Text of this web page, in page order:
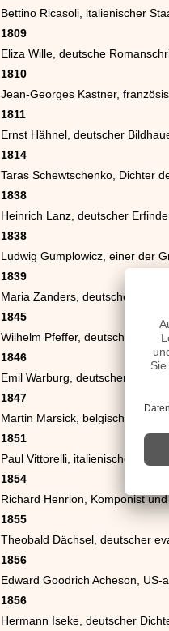
Bettino Ricasoli, italienischer
1809
Eliza Wille, deutsche
1810
Jean-Georges Kastner,
1811
Ernst Hähnel, deutscher
1814
Taras Schewtschenko, Dichter
1838
Heinrich Lanz, deutscher
1838
Ludwig Gumplowicz, einer der
1839
Maria Zanders, deutsche
1845
Wilhelm Pfeffer, deutscher
1846
Emil Warburg, deutscher Physiker
1847
Martin Marsick, belgischer
1851
Paul Vittorelli, italienischer Richter
1854
Richard Henrion, Komponist
1855
Theobald Dächsel, deutscher
1856
Edward Goodrich Acheson,
1856
Hermann Iseke, deutscher